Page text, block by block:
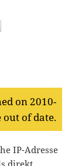
on 2010-
out of date.
IP-Adresse